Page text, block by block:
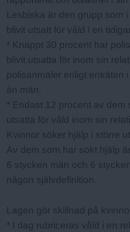
Lesbiska är den grupp som
blivit utsatt för våld i en
* Knappt 30 procent har
blivit utsatta för inom sin
polisanmäler enligt enkäten
än män.
* Endast 12 procent av dem
utsatta för våld inom sin
Kvinnor söker hjälp i större
Av dem som har sökt hjälp
6 stycken män och 6
någon självdefinition.
Lagen gör skillnad på
* I dag rubriceras våld i en